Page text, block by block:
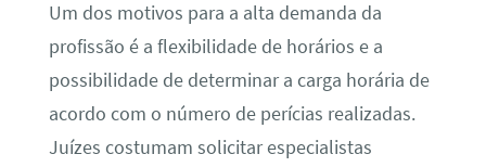
Um dos motivos para a alta demanda da
profissão é a flexibilidade de horários e a
possibilidade de determinar a carga horária de
acordo com o número de perícias realizadas.
Juízes costumam solicitar especialistas